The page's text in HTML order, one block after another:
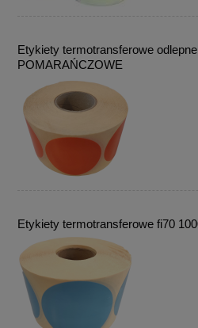
Etykiety termotransferowe
POMARAŃCZOWE
Etykiety termotransferowe fi70